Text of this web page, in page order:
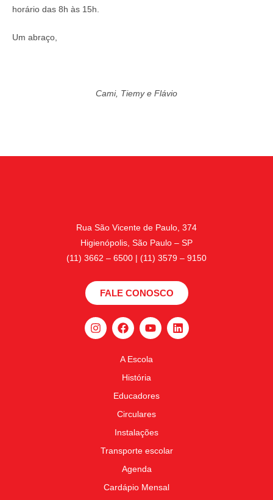
horário das 8h às 15h.
Um abraço,
Cami, Tiemy e Flávio
Rua São Vicente de Paulo, 374
Higienópolis, São Paulo – SP
(11) 3662 – 6500 | (11) 3579 – 9150
FALE CONOSCO
A Escola
História
Educadores
Circulares
Instalações
Transporte escolar
Agenda
Cardápio Mensal